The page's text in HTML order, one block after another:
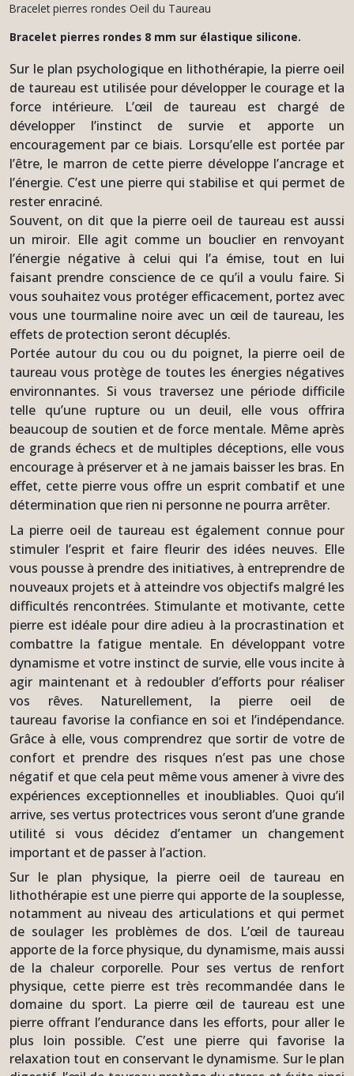
Bracelet pierres rondes Oeil du Taureau
Bracelet pierres rondes 8 mm sur élastique silicone.
Sur le plan psychologique en lithothérapie, la pierre oeil
de taureau est utilisée pour développer le courage et la
force intérieure. L’œil de taureau est chargé de
développer l’instinct de survie et apporte un
encouragement par ce biais. Lorsqu’elle est portée par
l’être, le marron de cette pierre développe l’ancrage et
l’énergie. C’est une pierre qui stabilise et qui permet de
rester enraciné.
Souvent, on dit que la pierre oeil de taureau est aussi
un miroir. Elle agit comme un bouclier en renvoyant
l’énergie négative à celui qui l’a émise, tout en lui
faisant prendre conscience de ce qu’il a voulu faire. Si
vous souhaitez vous protéger efficacement, portez avec
vous une tourmaline noire avec un œil de taureau, les
effets de protection seront décuplés.
Portée autour du cou ou du poignet, la pierre oeil de
taureau vous protège de toutes les énergies négatives
environnantes. Si vous traversez une période difficile
telle qu’une rupture ou un deuil, elle vous offrira
beaucoup de soutien et de force mentale. Même après
de grands échecs et de multiples déceptions, elle vous
encourage à préserver et à ne jamais baisser les bras. En
effet, cette pierre vous offre un esprit combatif et une
détermination que rien ni personne ne pourra arrêter.
La pierre oeil de taureau est également connue pour
stimuler l’esprit et faire fleurir des idées neuves. Elle
vous pousse à prendre des initiatives, à entreprendre de
nouveaux projets et à atteindre vos objectifs malgré les
difficultés rencontrées. Stimulante et motivante, cette
pierre est idéale pour dire adieu à la procrastination et
combattre la fatigue mentale. En développant votre
dynamisme et votre instinct de survie, elle vous incite à
agir maintenant et à redoubler d’efforts pour réaliser
vos rêves. Naturellement, la pierre oeil de
taureau favorise la confiance en soi et l’indépendance.
Grâce à elle, vous comprendrez que sortir de votre de
confort et prendre des risques n’est pas une chose
négatif et que cela peut même vous amener à vivre des
expériences exceptionnelles et inoubliables. Quoi qu’il
arrive, ses vertus protectrices vous seront d’une grande
utilité si vous décidez d’entamer un changement
important et de passer à l’action.
Sur le plan physique, la pierre oeil de taureau en
lithothérapie est une pierre qui apporte de la souplesse,
notamment au niveau des articulations et qui permet
de soulager les problèmes de dos. L’œil de taureau
apporte de la force physique, du dynamisme, mais aussi
de la chaleur corporelle. Pour ses vertus de renfort
physique, cette pierre est très recommandée dans le
domaine du sport. La pierre œil de taureau est une
pierre offrant l’endurance dans les efforts, pour aller le
plus loin possible. C’est une pierre qui favorise la
relaxation tout en conservant le dynamisme. Sur le plan